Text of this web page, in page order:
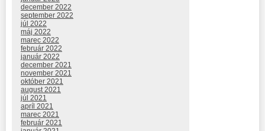
december 2022
september 2022
júl 2022
máj 2022
marec 2022
február 2022
január 2022
december 2021
november 2021
október 2021
august 2021
júl 2021
apríl 2021
marec 2021
február 2021